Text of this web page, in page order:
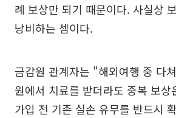
례 보상만 되기 때문이다. 사실상
낭비하는 셈이다.
금감원 관계자는 "해외여행 중 다
원에서 치료를 받더라도 중복 보상
가입 전 기존 실손 유무를 반드시